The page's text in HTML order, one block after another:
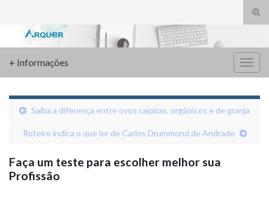
Search for:
+ Informações
Saiba a diferença entre ovos caipiras, orgânicos e de granja
Roteiro indica o que ler de Carlos Drummond de Andrade
Faça um teste para escolher melhor sua
Profissão